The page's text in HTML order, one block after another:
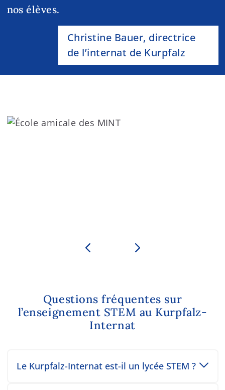
nos élèves.
Christine Bauer, directrice
de l’internat de Kurpfalz
Questions fréquentes sur
l’enseignement STEM au Kurpfalz-
Internat
Le Kurpfalz-Internat est-il un lycée STEM ?
Toggle accordion item